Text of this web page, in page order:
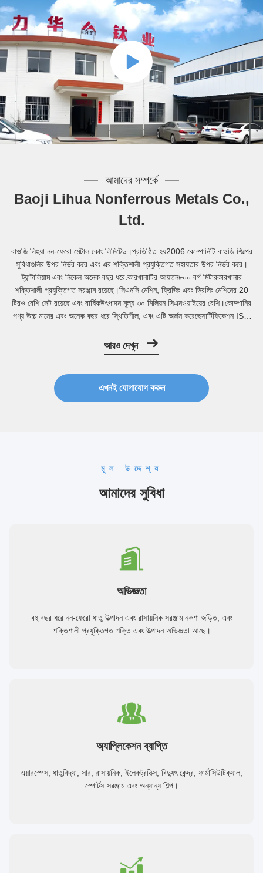
আমাদের সম্পর্কে
Baoji Lihua Nonferrous Metals Co.,
Ltd.
বাওজি লিহুয়া নন-ফেরো মেটাল কোং লিমিটেড।প্রতিষ্ঠিত হয়2006.কোম্পানিটি বাওজি শিল্পের
সুবিধাগুলির উপর নির্ভর করে এবং এর শক্তিশালী প্রযুক্তিগত সহায়তার উপর নির্ভর করে।
ট্যান্টালিয়াম এবং নিকেল অনেক বছর ধরে.কারখানাটির আয়তন৮০০ বর্গ মিটারকারখানার
শক্তিশালী প্রযুক্তিগত সরঞ্জাম রয়েছে।সিএনসি মেশিন, ফ্রিজিং এবং ড্রিলিং মেশিনের 20
টিরও বেশি সেট রয়েছে এবং বার্ষিকউৎপাদন মূল্য ৩০ মিলিয়ন সিএনওয়াইয়ের বেশি।কোম্পানির
পণ্য উচ্চ মানের এবং অনেক বছর ধরে স্থিতিশীল, এবং এটি অর্জন করেছেসার্টিফিকেশন ISO
আরও দেখুন
এখনই যোগাযোগ করুন
মূল উদ্দেশ্য
আমাদের সুবিধা
অভিজ্ঞতা
বহু বছর ধরে নন-ফেরো ধাতু উত্পাদন এবং রাসায়নিক সরঞ্জাম নকশা জড়িত, এবং
শক্তিশালী প্রযুক্তিগত শক্তি এবং উত্পাদন অভিজ্ঞতা আছে।
অ্যাপ্লিকেশন ব্যাপ্তি
এয়ারস্পেস, ধাতুবিদ্যা, সার, রাসায়নিক, ইলেকট্রনিক্স, বিদ্যুৎ কেন্দ্র, ফার্মাসিউটিক্যাল,
স্পোর্টস সরঞ্জাম এবং অন্যান্য শিল্প।